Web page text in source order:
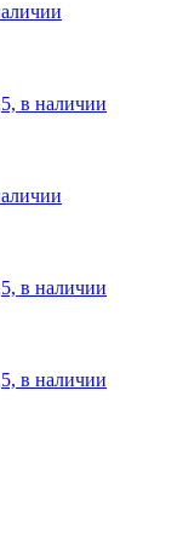
в наличии
в наличии
в наличии